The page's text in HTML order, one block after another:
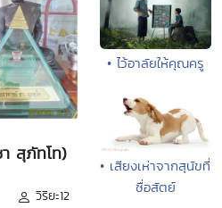
สุภัทโท)
วิริยะ12
• ไว้อาลัยให้คุณครู
• เสียงเห่าจากสุนัขที่
ซื่อสัตย์